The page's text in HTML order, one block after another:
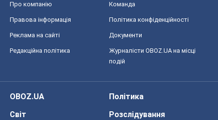
Про компанію Команда
Правова інформація Політика конфіденційності
Реклама на сайті Документи
Редакційна політика
Журналісти OBOZ.UA на місці
подій
OBOZ.UA
Політика
Світ
Розслідування